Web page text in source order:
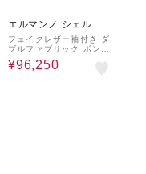
エルマンノ シェルヴ
ィーノ/ペセリコ
フェイクレザー袖付き ダ
ブルファブリック ボンバ
ージャケット
¥96,250